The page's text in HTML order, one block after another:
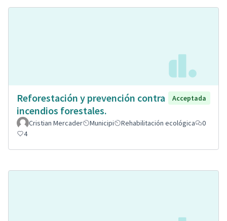
Reforestación y prevención contra
incendios forestales.
Acceptada
Cristian Mercader Municipi Rehabilitación ecológica
0
4